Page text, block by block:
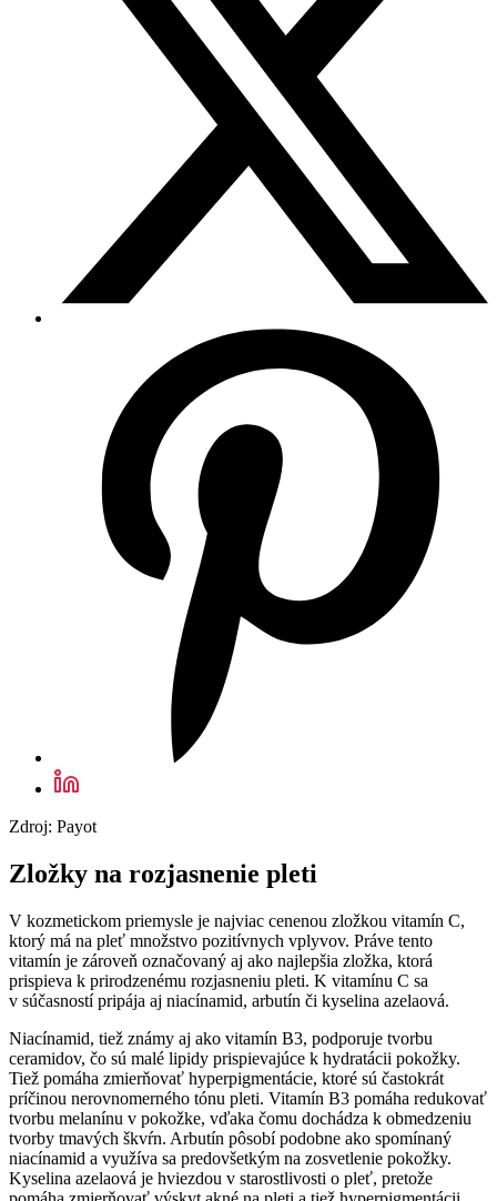
Zdroj: Payot
Zložky na rozjasnenie pleti
V kozmetickom priemysle je najviac cenenou zložkou vitamín C,
ktorý má na pleť množstvo pozitívnych vplyvov. Práve tento
vitamín je zároveň označovaný aj ako najlepšia zložka, ktorá
prispieva k prirodzenému rozjasneniu pleti. K vitamínu C sa
v súčasností pripája aj niacínamid, arbutín či kyselina azelaová.
Niacínamid, tiež známy aj ako vitamín B3, podporuje tvorbu
ceramidov, čo sú malé lipidy prispievajúce k hydratácii pokožky.
Tiež pomáha zmierňovať hyperpigmentácie, ktoré sú častokrát
príčinou nerovnomerného tónu pleti. Vitamín B3 pomáha redukovať
tvorbu melanínu v pokožke, vďaka čomu dochádza k obmedzeniu
tvorby tmavých škvŕn. Arbutín pôsobí podobne ako spomínaný
niacínamid a využíva sa predovšetkým na zosvetlenie pokožky.
Kyselina azelaová je hviezdou v starostlivosti o pleť, pretože